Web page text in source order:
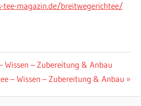
magazin.de/breitwegerichtee/
Wissen – Zubereitung & Anbau
– Wissen – Zubereitung & Anbau